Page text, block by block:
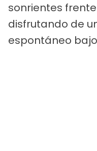
sonrientes
disfrutando de
espontáneo